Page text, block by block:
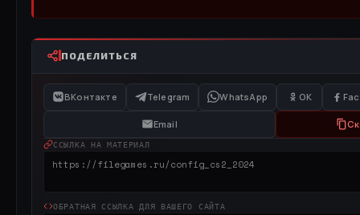
ПОДЕЛИТЬСЯ
ВКонтакте Telegram WhatsApp OK
Email
ССЫЛКА НА МАТЕРИАЛ
ОБРАТНАЯ ССЫЛКА ДЛЯ ВАШЕГО САЙТА